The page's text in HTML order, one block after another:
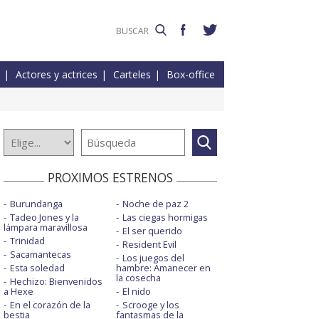
Actores y actrices Carteles Box-office
PROXIMOS ESTRENOS
Burundanga
Tadeo Jones y la
lámpara maravillosa
Trinidad
Sacamantecas
Esta soledad
Hechizo: Bienvenidos
a Hexe
En el corazón de la
bestia
Noche de paz 2
Las ciegas hormigas
El ser querido
Resident Evil
Los juegos del
hambre: Amanecer en
la cosecha
El nido
Scrooge y los
fantasmas de la